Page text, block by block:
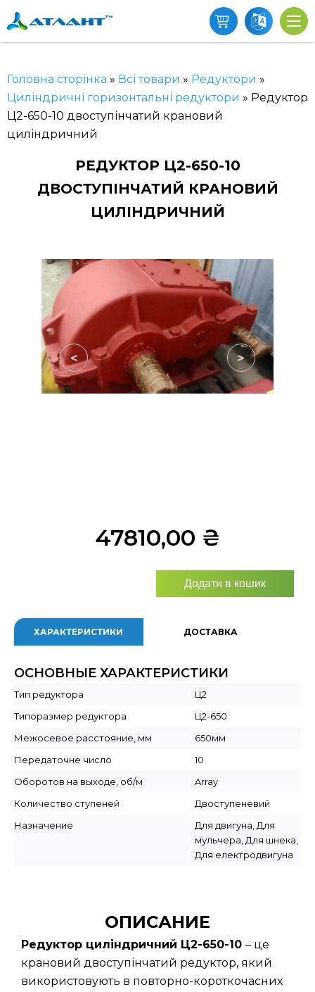
Головна сторінка » Всі товари » Редуктори »
Циліндричні горизонтальні редуктори » Редуктор
Ц2-650-10 двоступінчатий крановий
циліндричний
РЕДУКТОР Ц2-650-10
ДВОСТУПІНЧАТИЙ КРАНОВИЙ
ЦИЛІНДРИЧНИЙ
< >
47810,00 ₴
Додати в кошик
ХАРАКТЕРИСТИКИ ДОСТАВКА
ОСНОВНЫЕ ХАРАКТЕРИСТИКИ
Тип редуктора
Ц2
Типоразмер редуктора
Ц2-650
Межосевое расстояние, мм
650мм
Передаточне число
10
Оборотов на выходе, об/м
Array
Количество ступеней
Двоступеневий
Назначение
Для двигуна, Для
мульчера, Для шнека,
Для електродвигуна
ОПИСАНИЕ
Редуктор циліндричний Ц2-650-10 – це
крановий двоступінчатий редуктор, який
використовують в повторно-короткочасних